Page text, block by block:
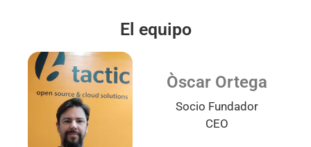
El equipo
Òscar Ortega
Socio Fundador
CEO